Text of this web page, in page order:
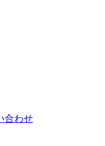
合わせ